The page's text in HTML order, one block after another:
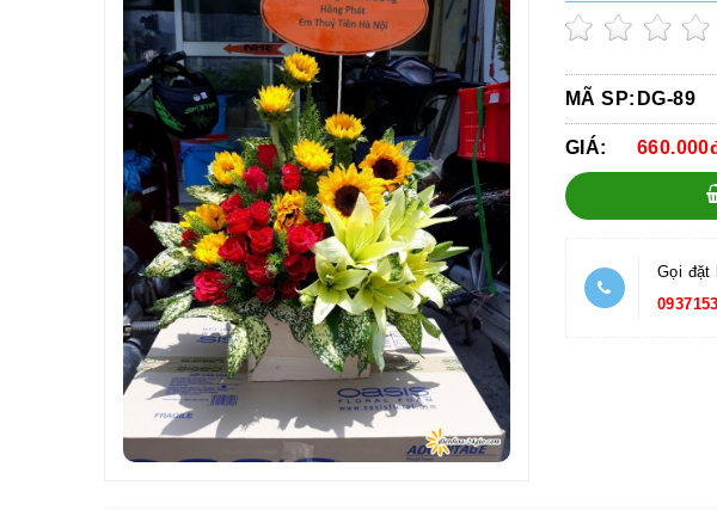
MÃ SP: DG-89
GIÁ:
Gọi đặt